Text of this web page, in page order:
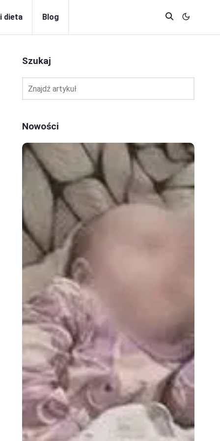
dieta Blog
Szukaj
Nowości